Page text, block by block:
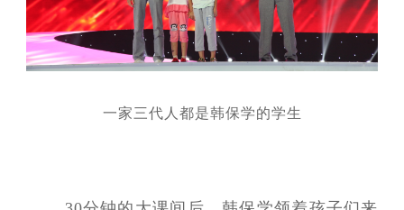
一家三代人都是韩保学的学生